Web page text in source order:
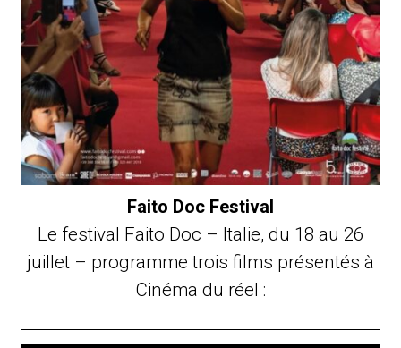
Faito Doc Festival
Le festival Faito Doc – Italie, du 18 au 26
juillet – programme trois films présentés à
Cinéma du réel :